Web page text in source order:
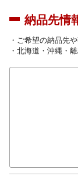
納品先情
・ご希望の納品先
・北海道・沖縄・